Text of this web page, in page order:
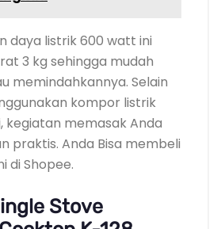
daya listrik 600 watt ini
3 kg sehingga mudah
memindahkannya. Selain
kompor listrik
kegiatan memasak Anda
praktis. Anda Bisa membeli
di Shopee.
Stove